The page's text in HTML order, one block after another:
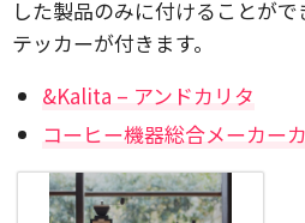
した製品のみに付けることが
テッカーが付きます。
&Kalita – アンドカリタ
コーヒー機器総合メーカー